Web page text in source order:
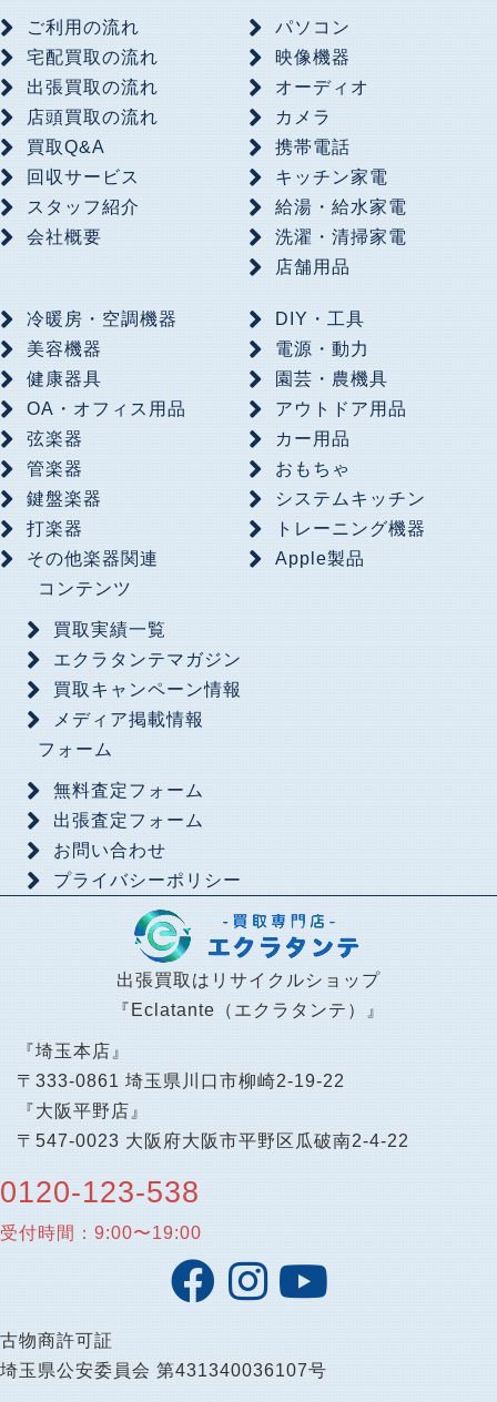
ご利用の流れ
宅配買取の流れ
出張買取の流れ
店頭買取の流れ
買取Q&A
回収サービス
スタッフ紹介
会社概要
パソコン
映像機器
オーディオ
カメラ
携帯電話
キッチン家電
給湯・給水家電
洗濯・清掃家電
店舗用品
冷暖房・空調機器
美容機器
健康器具
OA・オフィス用品
弦楽器
管楽器
鍵盤楽器
打楽器
その他楽器関連
DIY・工具
電源・動力
園芸・農機具
アウトドア用品
カー用品
おもちゃ
システムキッチン
トレーニング機器
Apple製品
コンテンツ
買取実績一覧
エクラタンテマガジン
買取キャンペーン情報
メディア掲載情報
フォーム
無料査定フォーム
出張査定フォーム
お問い合わせ
プライバシーポリシー
出張買取はリサイクルショップ
『Eclatante（エクラタンテ）』
『埼玉本店』
〒333-0861 埼玉県川口市柳崎2-19-22
『大阪平野店』
〒547-0023 大阪府大阪市平野区瓜破南2-4-22
0120-123-538
受付時間：9:00〜19:00
古物商許可証
埼玉県公安委員会 第431340036107号